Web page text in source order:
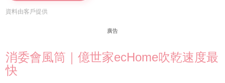
資料由客戶提供
廣告
消委會風筒｜億世家ecHome吹乾速度最
快